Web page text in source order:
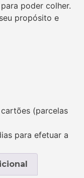
poder colher.
propósito e
(parcelas
para efetuar a